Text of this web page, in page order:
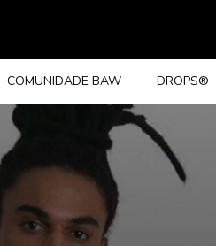
COMUNIDADE BAW DROPS®